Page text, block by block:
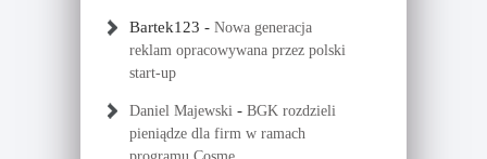
Bartek123 - Nowa generacja
reklam opracowywana przez polski
start-up
Daniel Majewski - BGK rozdzieli
pieniądze dla firm w ramach